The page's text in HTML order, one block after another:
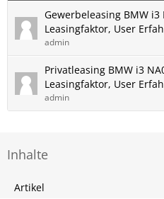
Gewerbeleasing BMW
Leasingfaktor, User
admin
Privatleasing BMW i3
Leasingfaktor, User
admin
Inhalte
Artikel